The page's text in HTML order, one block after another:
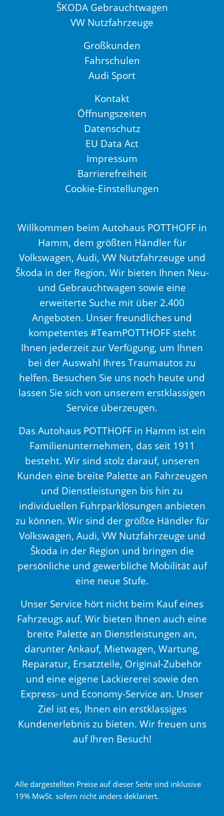
ŠKODA Gebrauchtwagen
VW Nutzfahrzeuge
Großkunden
Fahrschulen
Audi Sport
Kontakt
Öffnungszeiten
Datenschutz
EU Data Act
Impressum
Barrierefreiheit
Cookie-Einstellungen
Willkommen beim Autohaus POTTHOFF in
Hamm, dem größten Händler für
Volkswagen, Audi, VW Nutzfahrzeuge und
Škoda in der Region. Wir bieten Ihnen Neu-
und Gebrauchtwagen sowie eine
erweiterte Suche mit über 2.400
Angeboten. Unser freundliches und
kompetentes #TeamPOTTHOFF steht
Ihnen jederzeit zur Verfügung, um Ihnen
bei der Auswahl Ihres Traumautos zu
helfen. Besuchen Sie uns noch heute und
lassen Sie sich von unserem erstklassigen
Service überzeugen.
Das Autohaus POTTHOFF in Hamm ist ein
Familienunternehmen, das seit 1911
besteht. Wir sind stolz darauf, unseren
Kunden eine breite Palette an Fahrzeugen
und Dienstleistungen bis hin zu
individuellen Fuhrparklösungen anbieten
zu können. Wir sind der größte Händler für
Volkswagen, Audi, VW Nutzfahrzeuge und
Škoda in der Region und bringen die
persönliche und gewerbliche Mobilität auf
eine neue Stufe.
Unser Service hört nicht beim Kauf eines
Fahrzeugs auf. Wir bieten Ihnen auch eine
breite Palette an Dienstleistungen an,
darunter Ankauf, Mietwagen, Wartung,
Reparatur, Ersatzteile, Original-Zubehör
und eine eigene Lackiererei sowie den
Express- und Economy-Service an. Unser
Ziel ist es, Ihnen ein erstklassiges
Kundenerlebnis zu bieten. Wir freuen uns
auf Ihren Besuch!
Alle dargestellten Preise auf dieser Seite sind inklusive
19% MwSt. sofern nicht anders deklariert.